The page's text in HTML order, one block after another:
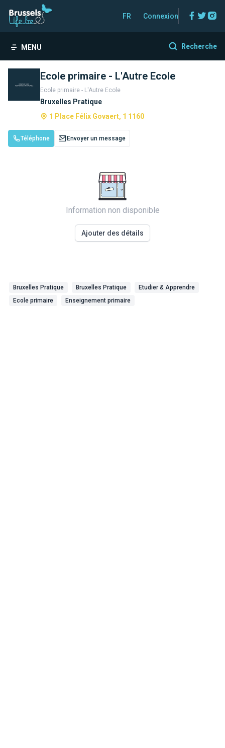
FR Connexion
MENU Recherche
Ecole primaire - L'Autre Ecole
Ecole primaire - L'Autre Ecole
Bruxelles Pratique
1 Place Félix Govaert, 1 1160
Téléphone Envoyer un message
Information non disponible
Ajouter des détails
Bruxelles Pratique Bruxelles Pratique
Etudier & Apprendre
Ecole primaire
Enseignement primaire